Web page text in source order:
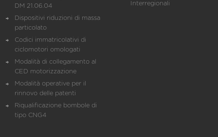
DM 21.06.04
Dispositivi riduzioni di massa
particolato
Codici immatricolativi di
ciclomotori omologati
Modalità di collegamento al
CED motorizzazione
Modalità operative per il
rinnovo delle patenti
Riqualificazione bombole di
tipo CNG4
Interregionali